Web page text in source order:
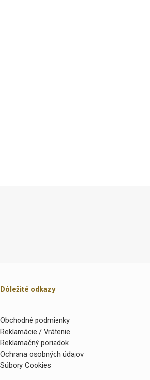
Dôležité odkazy
Obchodné podmienky
Reklamácie / Vrátenie
Reklamačný poriadok
Ochrana osobných údajov
Súbory Cookies